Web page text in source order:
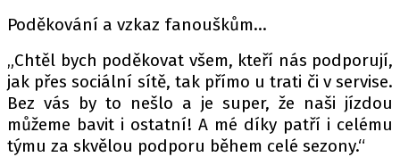
Poděkování a vzkaz fanouškům…
„Chtěl bych poděkovat všem, kteří nás podporují,
jak přes sociální sítě, tak přímo u trati či v servise.
Bez vás by to nešlo a je super, že naši jízdou
můžeme bavit i ostatní! A mé díky patří i celému
týmu za skvělou podporu během celé sezony.“